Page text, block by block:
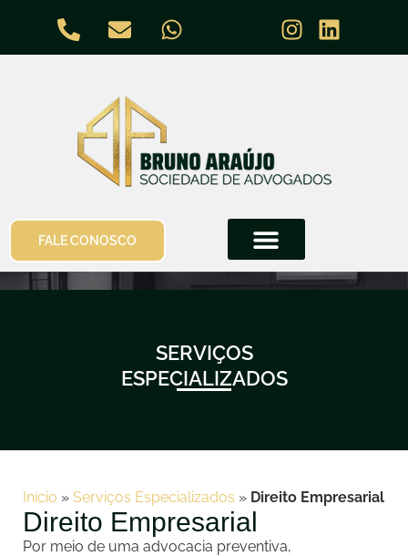
FALE CONOSCO
SERVIÇOS
ESPECIALIZADOS
Início » Serviços Especializados » Direito Empresarial
Direito Empresarial
Por meio de uma advocacia preventiva,